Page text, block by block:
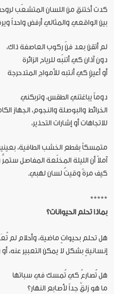
كدت أختنق من اللسان المتشعّب
بين الواقعي والمثالي أرفض واحداً
لم أتقن بعد فنّ ركوب العاصفة ذاك،
دون آذان كي أتنبّه للرياح الزائرة
أو أعينٍ كي أنتبه للأمواج المتدحرجة
دوماً يباغتني الطقس، وتربكني
الخرائط والبوصلة والنجوم، الجهاز
للاتجاهات أو إشارات التحذير،
متمسكاً بقطع الخشب الطافية،
آملاً أن الليلة المخلّعة المفاصل ستمرُّ
كيف مرةً وقيتُ لسان لهبي.
*****
بماذا تحلم الحيوانات؟
هل تحلم بحيواتٍ ماضية، وأحلام لم
إنسانيةٍ بشكل لا يمكن التعبير عنه،
هل تُصارعُ كي تُمسك في سباتها
ما هو زلقٌ جداً لأصابع النهار؟